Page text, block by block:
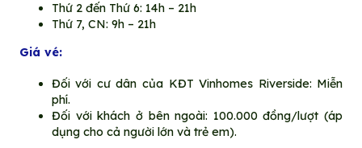
Thứ 2 đến Thứ 6: 14h – 21h
Thứ 7, CN: 9h – 21h
Giá vé:
Đối với cư dân của KĐT Vinhomes Riverside: Miễn
phí.
Đối với khách ở bên ngoài: 100.000 đồng/lượt (áp
dụng cho cả người lớn và trẻ em).